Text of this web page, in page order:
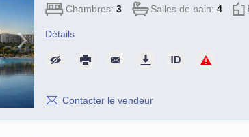
Chambres: 3 Salles de bain: 4
Détails
Contacter le vendeur